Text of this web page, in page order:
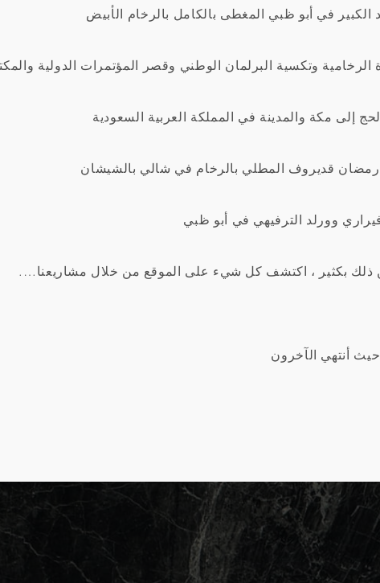
الكبير في أبو ظبي المغطى بالكامل بالرخام الأبيض
الرخامية وتكسية البرلمان الوطني وقصر المؤتمرات الدولية
إلى مكة والمدينة في المملكة العربية السعودية
قديروف المطلي بالرخام في شالي بالشيشان
وورلد الترفيهي في أبو ظبي
ذلك بكثير ، اكتشف كل شيء على الموقع من خلال مشاريعنا….
حيث أنتهي الآخرون